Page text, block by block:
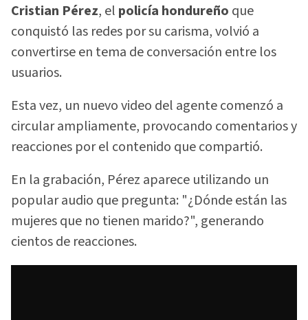
Cristian Pérez, el policía hondureño que
conquistó las redes por su carisma, volvió a
convertirse en tema de conversación entre los
usuarios.
Esta vez, un nuevo video del agente comenzó a
circular ampliamente, provocando comentarios y
reacciones por el contenido que compartió.
En la grabación, Pérez aparece utilizando un
popular audio que pregunta: "¿Dónde están las
mujeres que no tienen marido?", generando
cientos de reacciones.